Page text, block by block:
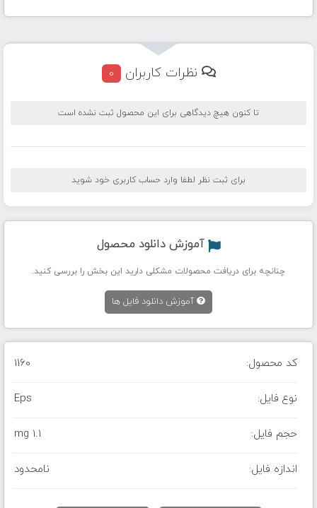
نظرات کاربران 0
تا کنون هیچ دیدگاهی برای این محصول ثبت نشده است
برای ثبت نظر لطفا وارد حساب کاربری خود شوید
آموزش دانلود محصول
چنانچه برای دریافت محصولات مشکلی دارید این بخش را بررسی کنید.
آموزش دانلود فایل ها
کد محصول: 1160
نوع فایل: Eps
حجم فایل: 1.1 mg
اندازه فایل: نامحدود